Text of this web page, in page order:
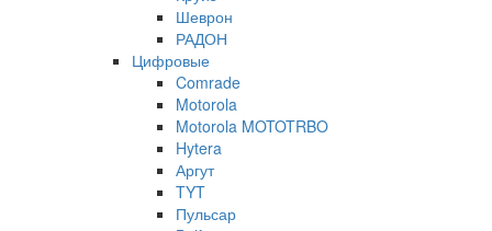
Шеврон
РАДОН
Цифровые
Comrade
Motorola
Motorola MOTOTRBO
Hytera
Аргут
TYT
Пульсар